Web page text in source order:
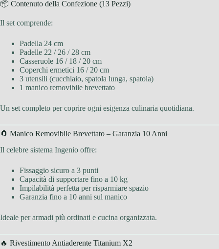
📦 Contenuto della Confezione (13 Pezzi)
Il set comprende:
Padella 24 cm
Padelle 22 / 26 / 28 cm
Casseruole 16 / 18 / 20 cm
Coperchi ermetici 16 / 20 cm
3 utensili (cucchiaio, spatola lunga, spatola)
1 manico removibile brevettato
Un set completo per coprire ogni esigenza culinaria quotidiana.
🧲 Manico Removibile Brevettato – Garanzia 10 Anni
Il celebre sistema Ingenio offre:
Fissaggio sicuro a 3 punti
Capacità di supportare fino a 10 kg
Impilabilità perfetta per risparmiare spazio
Garanzia fino a 10 anni sul manico
Ideale per armadi più ordinati e cucina organizzata.
🔥 Rivestimento Antiaderente Titanium X2